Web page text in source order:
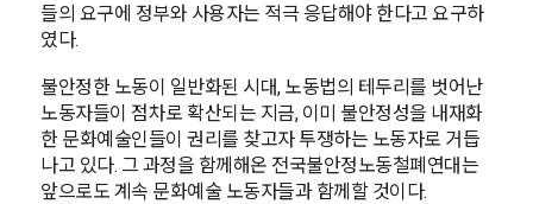
들의 요구에 정부와 사용자는 적극 응답해야 한다고 요구하
였다.
불안정한 노동이 일반화된 시대, 노동법의 테두리를 벗어난
노동자들이 점차로 확산되는 지금, 이미 불안정성을 내재화
한 문화예술인들이 권리를 찾고자 투쟁하는 노동자로 거듭
나고 있다. 그 과정을 함께해온 전국불안정노동철폐연대는
앞으로도 계속 문화예술 노동자들과 함께할 것이다.